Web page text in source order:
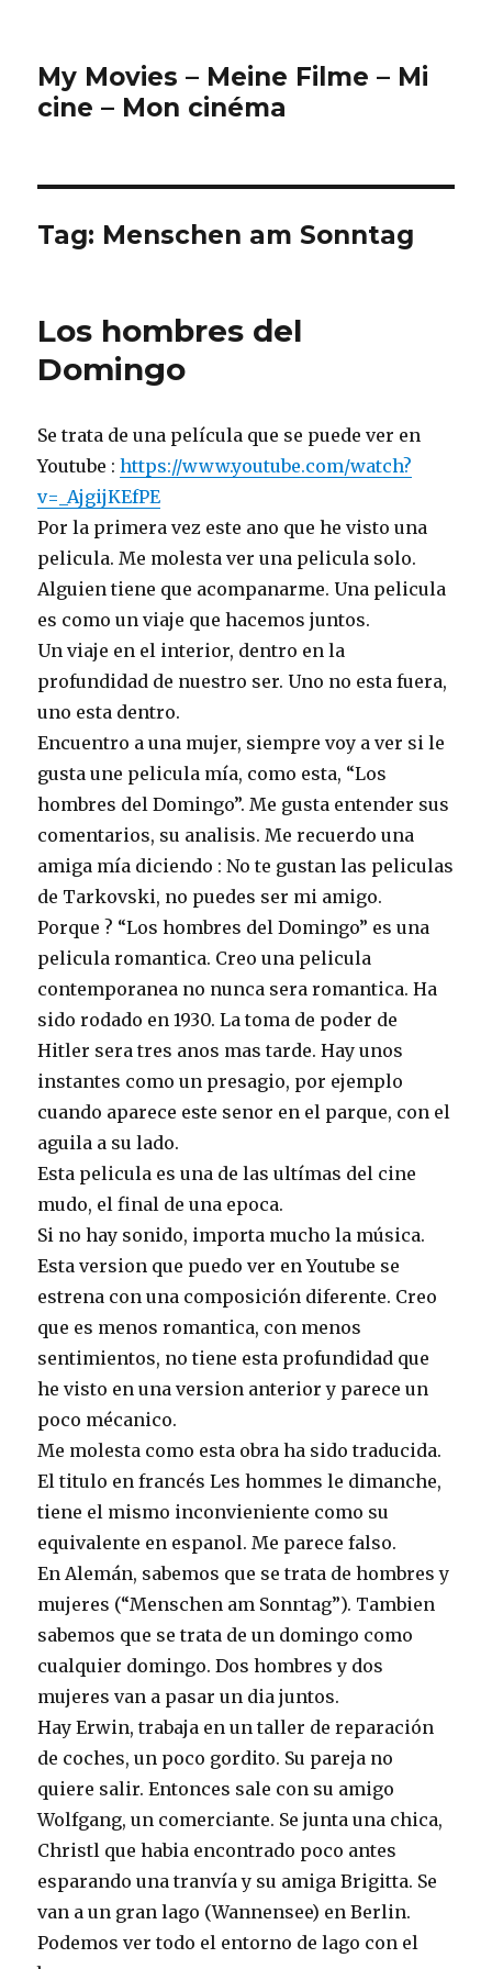
My Movies – Meine Filme – Mi
cine – Mon cinéma
Tag: Menschen am Sonntag
Los hombres del
Domingo
Se trata de una película que se puede ver en
Youtube :https://www.youtube.com/watch?
v=_AjgijKEfPE
Por la primera vez este ano que he visto una
pelicula. Me molesta ver una pelicula solo.
Alguien tiene que acompanarme. Una pelicula
es como un viaje que hacemos juntos.
Un viaje en el interior, dentro en la
profundidad de nuestro ser. Uno no esta fuera,
uno esta dentro.
Encuentro a una mujer, siempre voy a ver si le
gusta une pelicula mía, como esta, “Los
hombres del Domingo”. Me gusta entender sus
comentarios, su analisis. Me recuerdo una
amiga mía diciendo : No te gustan las peliculas
de Tarkovski, no puedes ser mi amigo.
Porque ? “Los hombres del Domingo” es una
pelicula romantica. Creo una pelicula
contemporanea no nunca sera romantica. Ha
sido rodado en 1930. La toma de poder de
Hitler sera tres anos mas tarde. Hay unos
instantes como un presagio, por ejemplo
cuando aparece este senor en el parque, con el
aguila a su lado.
Esta pelicula es una de las ultímas del cine
mudo, el final de una epoca.
Si no hay sonido, importa mucho la música.
Esta version que puedo ver en Youtube se
estrena con una composición diferente. Creo
que es menos romantica, con menos
sentimientos, no tiene esta profundidad que
he visto en una version anterior y parece un
poco mécanico.
Me molesta como esta obra ha sido traducida.
El titulo en francés Les hommes le dimanche,
tiene el mismo inconvieniente como su
equivalente en espanol. Me parece falso.
En Alemán, sabemos que se trata de hombres y
mujeres (“Menschen am Sonntag”). Tambien
sabemos que se trata de un domingo como
cualquier domingo. Dos hombres y dos
mujeres van a pasar un dia juntos.
Hay Erwin, trabaja en un taller de reparación
de coches, un poco gordito. Su pareja no
quiere salir. Entonces sale con su amigo
Wolfgang, un comerciante. Se junta una chica,
Christl que habia encontrado poco antes
esparando una tranvía y su amiga Brigitta. Se
van a un gran lago (Wannensee) en Berlin.
Podemos ver todo el entorno de lago con el